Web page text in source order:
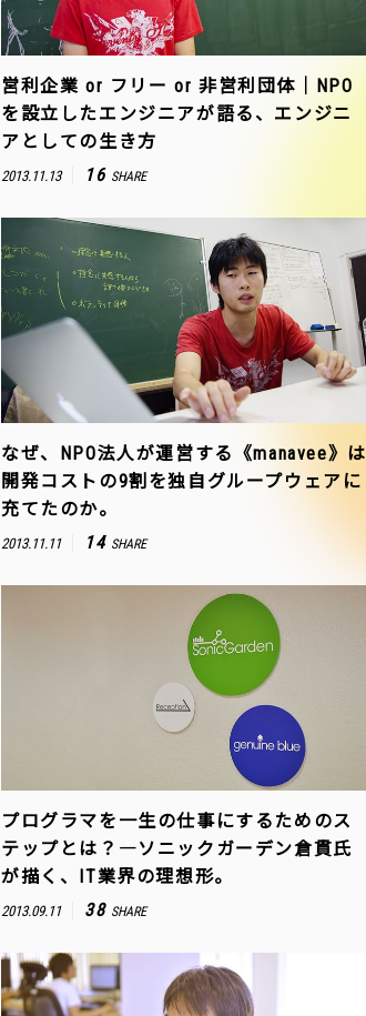
営利企業 or フリー or 非営利団体｜NPO
を設立したエンジニアが語る、エンジニ
アとしての生き方
2013.11.13 16 SHARE
なぜ、NPO法人が運営する《manavee》は
開発コストの9割を独自グループウェアに
充てたのか。
2013.11.11 14 SHARE
プログラマを一生の仕事にするためのス
テップとは？―ソニックガーデン倉貫氏
が描く、IT業界の理想形。
2013.09.11 38 SHARE